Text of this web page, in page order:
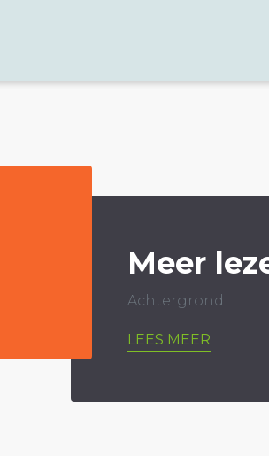
Meer
Achtergrond
LEES MEER